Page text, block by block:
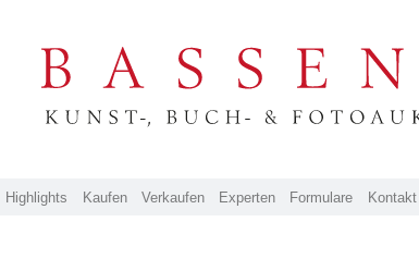
Highlights Kaufen Verkaufen Experten Formulare Kontakt